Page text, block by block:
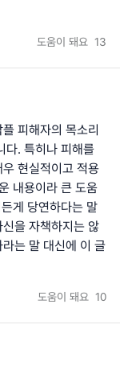
도움이 돼요 13
피해자의 목소리
다. 특히나 피해를
현실적이고 적용
내용이라 큰 도움
게 당연하다는 말
을 자책하지는 않
는 말 대신에 이 글
도움이 돼요 10